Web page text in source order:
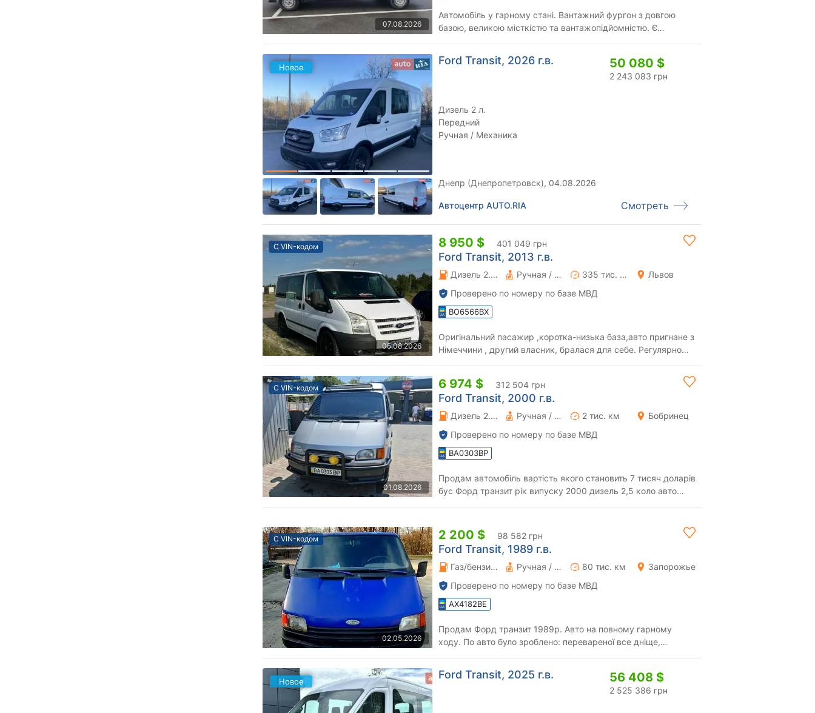
07.08.2026
Автомобіль у гарному стані. Вантажний фургон з довгою
базою, великою місткістю та вантажопідйомністю. Є
Новое
Ford Transit, 2026 г.в. 50 080 $
2 243 083 грн
Дизель 2 л.
Передний
Ручная / Механика
Днепр (Днепропетровск), 04.08.2026
Автоцентр AUTO.RIA Смотреть
С VIN-кодом
05.08.2026
8 950 $ 401 049 грн
Ford Transit, 2013 г.в.
Дизель 2.2 л. Ручная / Механика 335 тис. км
Львов
Проверено по номеру по базе МВД
BO6566BX
Оригінальний пасажир ,коротка-низька база,авто пригнане з
Німеччини , другий власник, бралася для себе. Регулярно
С VIN-кодом
01.08.2026
6 974 $ 312 504 грн
Ford Transit, 2000 г.в.
Дизель 2.5 л. Ручная / Механика 2 тис. км
Бобринец
Проверено по номеру по базе МВД
BA0303BP
Продам автомобіль вартість якого становить 7 тисяч доларів
бус Форд транзит рік випуску 2000 дизель 2,5 коло авто
С VIN-кодом
02.05.2026
2 200 $ 98 582 грн
Ford Transit, 1989 г.в.
Газ/бензин 2 л. Ручная / Механика 80 тис. км
Запорожье
Проверено по номеру по базе МВД
AX4182BE
Продам Форд транзит 1989р. Авто на повному гарному
ходу. По авто було зроблено: перевареної все дніще,
Новое
Ford Transit, 2025 г.в. 56 408 $
2 525 386 грн